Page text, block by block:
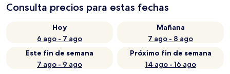
Consulta precios para estas fechas
Hoy
6 ago - 7 ago
Mañana
7 ago - 8 ago
Este fin de semana
7 ago - 9 ago
Próximo fin de semana
14 ago - 16 ago